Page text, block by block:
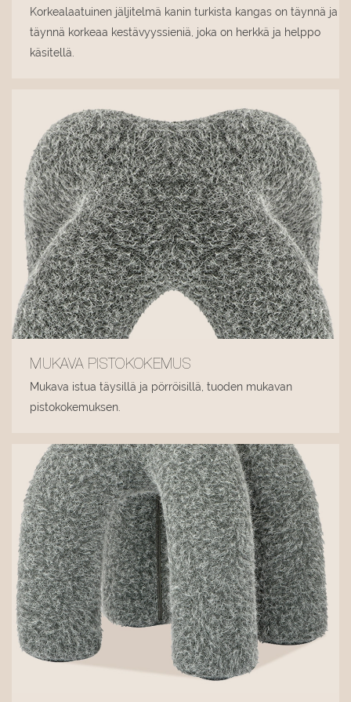
Korkealaatuinen jäljitelmä kanin turkista kangas on täynnä ja
täynnä korkeaa kestävyyssieniä, joka on herkkä ja helppo
käsitellä.
MUKAVA PISTOKOKEMUS
Mukava istua täysillä ja pörröisillä, tuoden mukavan
pistokokemuksen.